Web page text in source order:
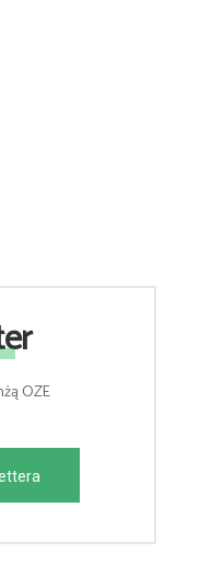
OZE